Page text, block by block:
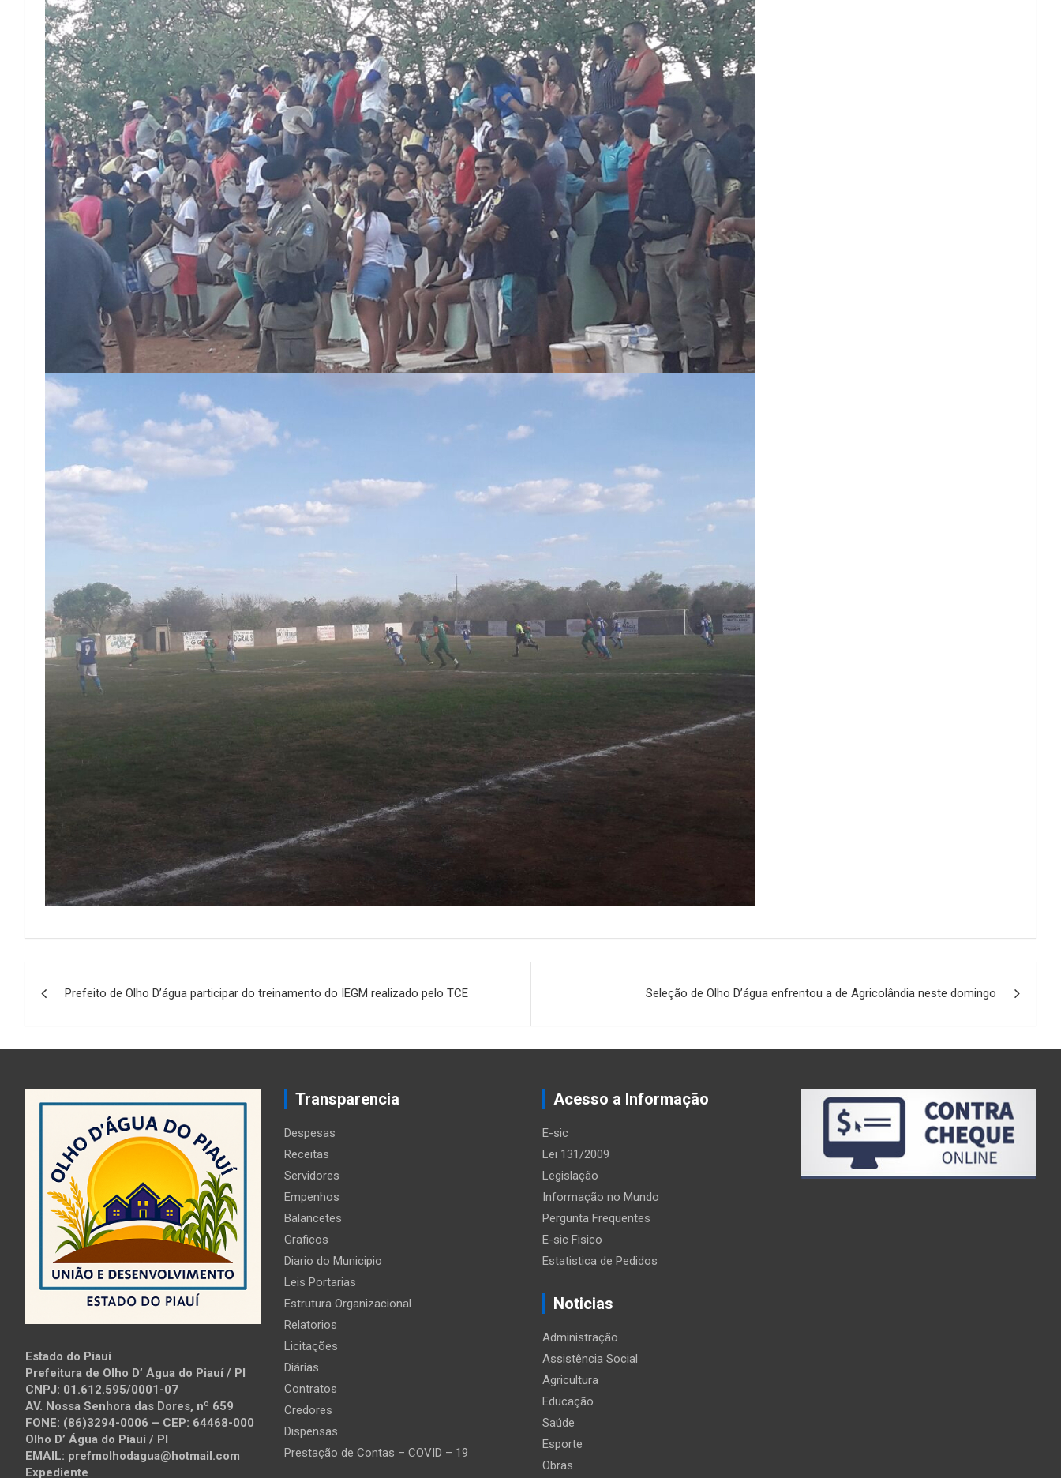
Post
Prefeito de Olho D’água participar do treinamento do IEGM realizado pelo TCE Seleção de Olho D’água enfrentou a de Agricolândia neste domingo
Estado do Piauí
Prefeitura de Olho D’ Água do Piauí / PI
CNPJ: 01.612.595/0001-07
AV. Nossa Senhora das Dores, nº 659
FONE: (86)3294-0006 – CEP: 64468-000
Olho D’ Água do Piauí / PI
EMAIL: prefmolhodagua@hotmail.com
Expediente
Transparencia
Despesas
Receitas
Servidores
Empenhos
Balancetes
Graficos
Diario do Municipio
Leis Portarias
Estrutura Organizacional
Relatorios
Licitações
Diárias
Contratos
Credores
Dispensas
Prestação de Contas – COVID – 19
Acesso a Informação
E-sic
Lei 131/2009
Legislação
Informação no Mundo
Pergunta Frequentes
E-sic Fisico
Estatistica de Pedidos
Noticias
Administração
Assistência Social
Agricultura
Educação
Saúde
Esporte
Obras